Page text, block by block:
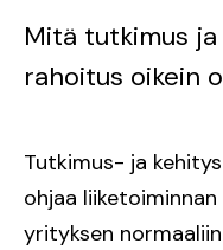
Mitä tutkimus
rahoitus oikein
Tutkimus- ja
ohjaa
yrityksen